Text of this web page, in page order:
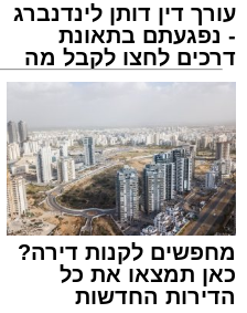
עורך דין דותן לינדנברג
- נפגעתם בתאונת
דרכים לחצו לקבל מה
שמגיע לכם
מחפשים לקנות דירה?
כאן תמצאו את כל
הדירות החדשות